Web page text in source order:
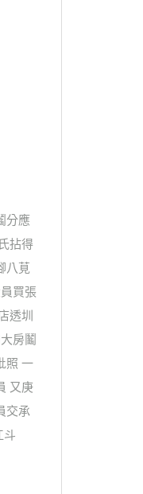
分應
拈得
八莧
買張
透圳
房鬮
照 一
又庚
交承
斗